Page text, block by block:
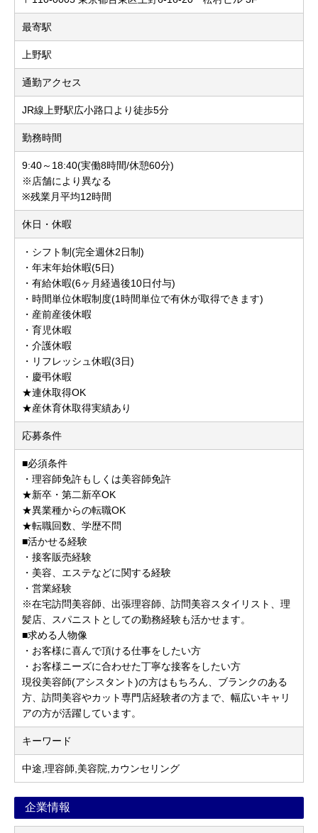
最寄駅
上野駅
通勤アクセス
JR線上野駅広小路口より徒歩5分
勤務時間
9:40～18:40(実働8時間/休憩60分)
※店舗により異なる
※残業月平均12時間
休日・休暇
・シフト制(完全週休2日制)
・年末年始休暇(5日)
・有給休暇(6ヶ月経過後10日付与)
・時間単位休暇制度(1時間単位で有休が取得できます)
・産前産後休暇
・育児休暇
・介護休暇
・リフレッシュ休暇(3日)
・慶弔休暇
★連休取得OK
★産休育休取得実績あり
応募条件
■必須条件
・理容師免許もしくは美容師免許
★新卒・第二新卒OK
★異業種からの転職OK
★転職回数、学歴不問
■活かせる経験
・接客販売経験
・美容、エステなどに関する経験
・営業経験
※在宅訪問美容師、出張理容師、訪問美容スタイリスト、理
髪店、スパニストとしての勤務経験も活かせます。
■求める人物像
・お客様に喜んで頂ける仕事をしたい方
・お客様ニーズに合わせた丁寧な接客をしたい方
現役美容師(アシスタント)の方はもちろん、ブランクのある
方、訪問美容やカット専門店経験者の方まで、幅広いキャリ
アの方が活躍しています。
キーワード
中途,理容師,美容院,カウンセリング
企業情報